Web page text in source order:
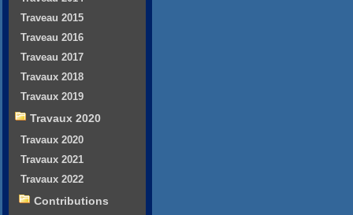
Traveau 2015
Traveau 2016
Traveau 2017
Travaux 2018
Travaux 2019
Travaux 2020
Travaux 2020
Travaux 2021
Travaux 2022
Contributions